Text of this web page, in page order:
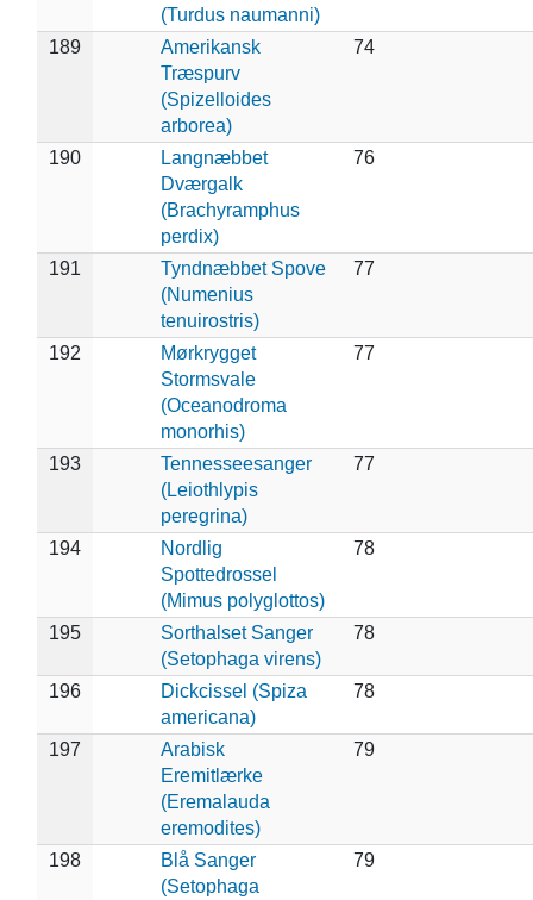
(Turdus naumanni)
189
Amerikansk
Træspurv
(Spizelloides
arborea)
74
190
Langnæbbet
Dværgalk
(Brachyramphus
perdix)
76
191
Tyndnæbbet Spove
(Numenius
tenuirostris)
77
192
Mørkrygget
Stormsvale
(Oceanodroma
monorhis)
77
193
Tennesseesanger
(Leiothlypis
peregrina)
77
194
Nordlig
Spottedrossel
(Mimus polyglottos)
78
195
Sorthalset Sanger
(Setophaga virens)
78
196
Dickcissel (Spiza
americana)
78
197
Arabisk
Eremitlærke
(Eremalauda
eremodites)
79
198
Blå Sanger
(Setophaga
79